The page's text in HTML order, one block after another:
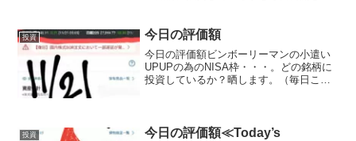
始めることで同じように資産形成が可能
です。短期売買はおす...
投資 今日の評価額
今日の評価額ビンボーリーマンの小遣い
UPUPの為のNISA枠・・・。どの銘柄に
投資しているか？晒します。（毎日ここ
もETFにもいれて...
投資
今日の評価額≪Today’s